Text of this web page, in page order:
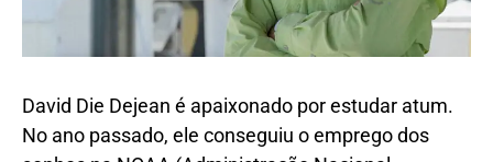
David Die Dejean é apaixonado por estudar atum.
No ano passado, ele conseguiu o emprego dos